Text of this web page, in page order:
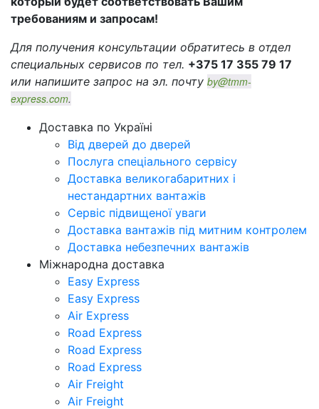
требованиям и запросам!
Для получения консультации обратитесь в отдел
специальных сервисов по тел. +375 17 355 79 17
или напишите запрос на эл. почту by@tmm-
express.com.
Доставка по Україні
Від дверей до дверей
Послуга спеціального сервісу
Доставка великогабаритних і
нестандартних вантажів
Сервіс підвищеної уваги
Доставка вантажів під митним контролем
Доставка небезпечних вантажів
Міжнародна доставка
Easy Express
Easy Express
Air Express
Road Express
Road Express
Road Express
Air Freight
Air Freight